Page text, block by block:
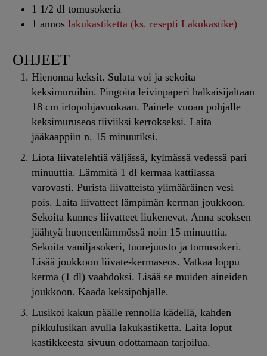
1 1/2 dl tomusokeria
1 annos lakukastiketta (ks. resepti Lakukastike)
OHJEET
Hienonna keksit. Sulata voi ja sekoita
keksimuruihin. Pingoita leivinpaperi halkaisijaltaan
18 cm irtopohjavuokaan. Painele vuoan pohjalle
keksimuruseos tiiviiksi kerrokseksi. Laita
jääkaappiin n. 15 minuutiksi.
Liota liivatelehtiä väljässä, kylmässä vedessä pari
minuuttia. Lämmitä 1 dl kermaa kattilassa
varovasti. Purista liivatteista ylimääräinen vesi
pois. Laita liivatteet lämpimän kerman joukkoon.
Sekoita kunnes liivatteet liukenevat. Anna seoksen
jäähtyä huoneenlämmössä noin 15 minuuttia.
Sekoita vaniljasokeri, tuorejuusto ja tomusokeri.
Lisää joukkoon liivate-kermaseos. Vatkaa loppu
kerma (1 dl) vaahdoksi. Lisää se muiden aineiden
joukkoon. Kaada keksipohjalle.
Lusikoi kakun päälle rennolla kädellä, kahden
pikkulusikan avulla lakukastiketta. Laita loput
kastikkeesta sivuun odottamaan tarjoilua.